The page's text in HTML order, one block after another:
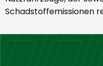
Schadstoffemissionen